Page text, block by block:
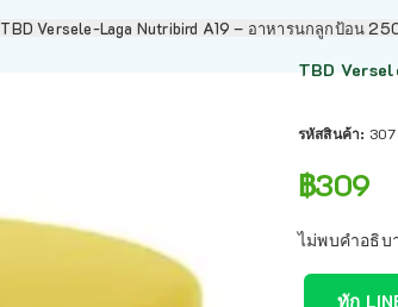
TBD Versele-Laga Nutribird A19 – อาหารนกลูกป้อน
TBD
รหัสสินค้า:
฿309
ไม่พบคำอธิบ
ทัก